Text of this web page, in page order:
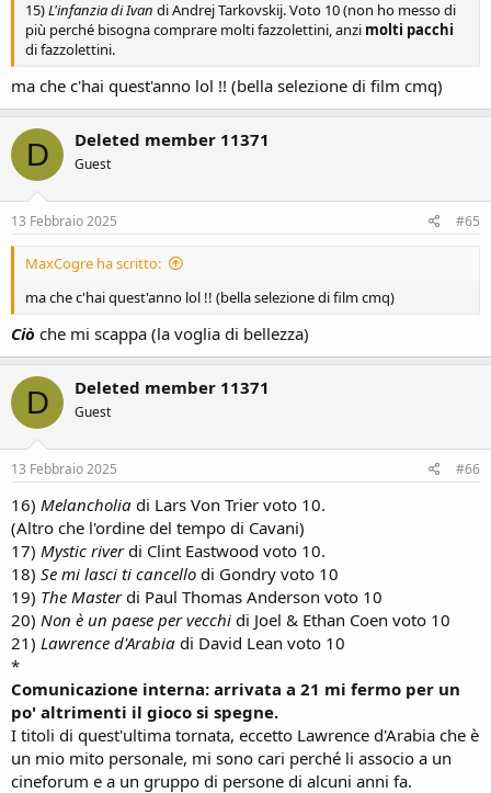
15)L'infanzia di Ivan di Andrej Tarkovskij. Voto 10 (non ho messo di
più perché bisogna comprare molti fazzolettini, anzi molti pacchi
di fazzolettini.
ma che c'hai quest'anno lol !! (bella selezione di film cmq)
D Deleted member 11371
Guest
13 Febbraio 2025 #65
MaxCogre ha scritto:
ma che c'hai quest'anno lol !! (bella selezione di film cmq)
Ciò che mi scappa (la voglia di bellezza)
D Deleted member 11371
Guest
13 Febbraio 2025 #66
16) Melancholia di Lars Von Trier voto 10.
(Altro che l'ordine del tempo di Cavani)
17) Mystic riverdi Clint Eastwood voto 10.
18) Se mi lasci ti cancello di Gondry voto 10
19) The Masterdi Paul Thomas Anderson voto 10
20) Non è un paese per vecchi di Joel & Ethan Coen voto 10
21) Lawrence d'Arabia di David Lean voto 10
*
Comunicazione interna: arrivata a 21 mi fermo per un
po' altrimenti il gioco si spegne.
I titoli di quest'ultima tornata, eccetto Lawrence d'Arabia che è
un mio mito personale, mi sono cari perché li associo a un
cineforum e a un gruppo di persone di alcuni anni fa.